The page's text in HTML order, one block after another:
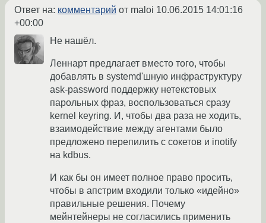
Ответ на: комментарий от maloi 10.06.2015 14:01:16
+00:00
Не нашёл.
Леннарт предлагает вместо того, чтобы
добавлять в systemd'шную инфраструктуру
ask-password поддержку нетекстовых
парольных фраз, воспользоваться сразу
kernel keyring. И, чтобы два раза не ходить,
взаимодействие между агентами было
предложено перепилить с сокетов и inotify
на kdbus.
И как бы он имеет полное право просить,
чтобы в апстрим входили только «идейно»
правильные решения. Почему
мейнтейнеры не согласились применить